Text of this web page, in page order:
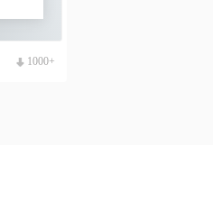
1000+